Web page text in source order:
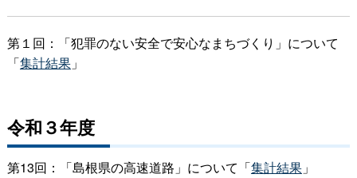
第１回：「犯罪のない安全で安心なまちづくり」について
「集計結果」
令和３年度
第13回：「島根県の高速道路」について「集計結果」